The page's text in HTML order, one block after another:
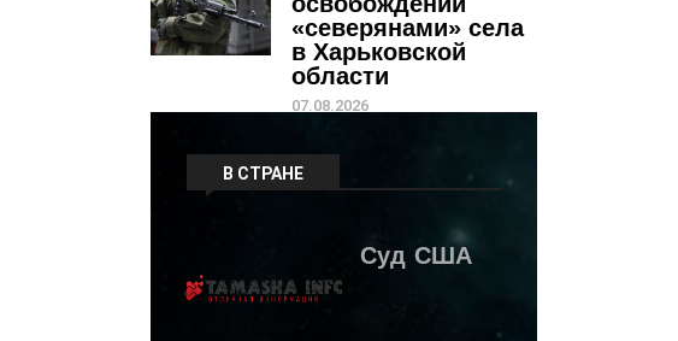
«северянами» села
в Харьковской
области
07.08.2026
В СТРАНЕ
Суд США